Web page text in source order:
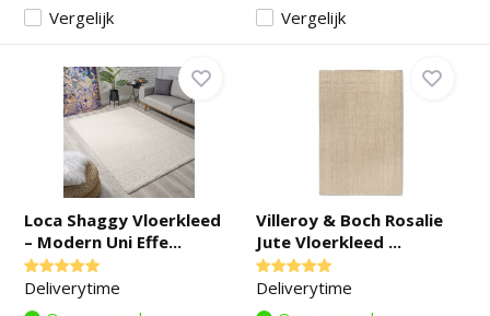
Vergelijk Vergelijk
Loca Shaggy Vloerkleed
– Modern Uni Effe...
Deliverytime
Villeroy & Boch Rosalie
Jute Vloerkleed ...
Deliverytime